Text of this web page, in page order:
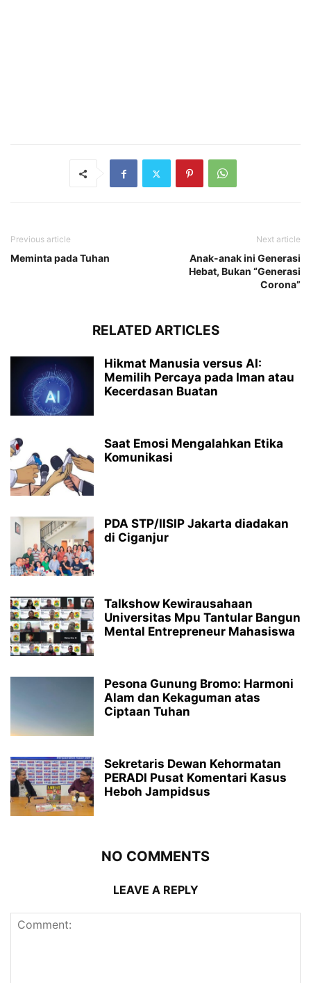
Previous article
Meminta pada Tuhan
Next article
Anak-anak ini Generasi
Hebat, Bukan “Generasi
Corona”
RELATED ARTICLES
Hikmat Manusia versus AI:
Memilih Percaya pada Iman atau
Kecerdasan Buatan
Saat Emosi Mengalahkan Etika
Komunikasi
PDA STP/IISIP Jakarta diadakan
di Ciganjur
Talkshow Kewirausahaan
Universitas Mpu Tantular Bangun
Mental Entrepreneur Mahasiswa
Pesona Gunung Bromo: Harmoni
Alam dan Kekaguman atas
Ciptaan Tuhan
Sekretaris Dewan Kehormatan
PERADI Pusat Komentari Kasus
Heboh Jampidsus
NO COMMENTS
LEAVE A REPLY